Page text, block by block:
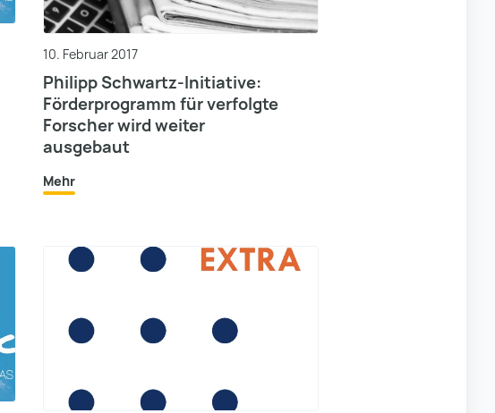
10. Februar 2017
Philipp Schwartz-Initiative:
Förderprogramm für verfolgte
Forscher wird weiter
ausgebaut
Mehr